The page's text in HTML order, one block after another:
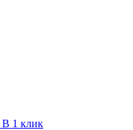
В 1 клик